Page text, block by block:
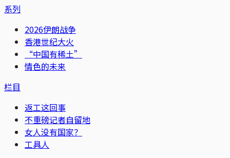
系列
2026伊朗战争
香港世纪大火
“中国有稀土”
情色的未来
栏目
返工这回事
不重磅记者自留地
女人没有国家？
工具人